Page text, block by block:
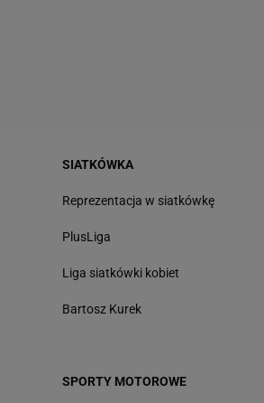
SIATKÓWKA
Reprezentacja w siatkówkę
PlusLiga
Liga siatkówki kobiet
Bartosz Kurek
SPORTY MOTOROWE